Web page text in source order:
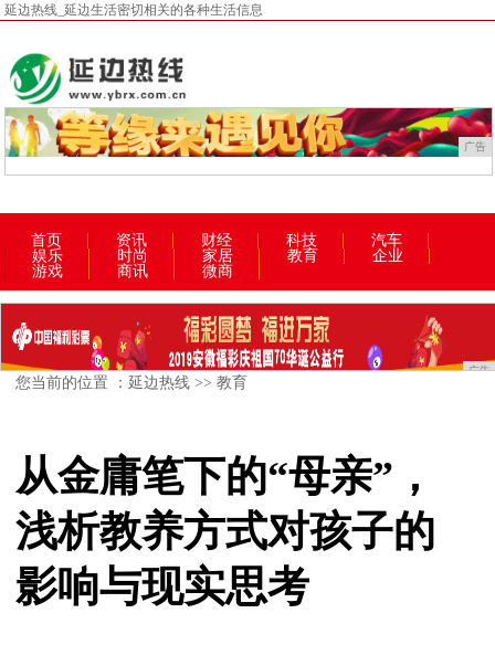
延边热线_延边生活密切相关的各种生活信息
广告
首页 资讯 财经 科技
汽车
娱乐
时尚 家居 教育
企业
游戏
商讯 微商
广告
您当前的位置 ： 延边热线 >>教育
从金庸笔下的“母亲”，
浅析教养方式对孩子的
影响与现实思考